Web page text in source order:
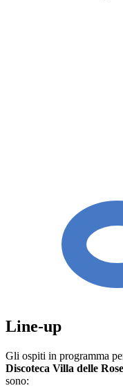
Line-up
Gli ospiti in programma
Discoteca Villa delle
sono: